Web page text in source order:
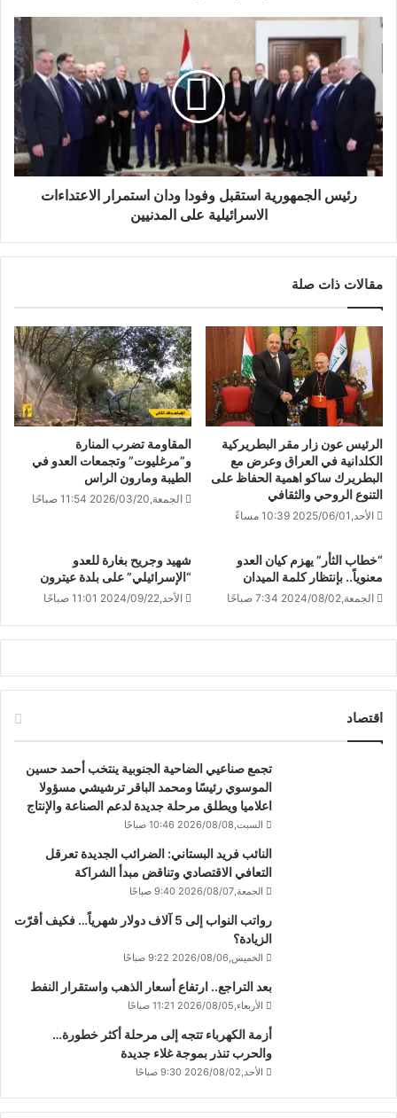
رئيس الجمهورية استقبل وفودا ودان استمرار الاعتداءات
الاسرائيلية على المدنيين
مقالات ذات صلة
الرئيس عون زار مقر البطريركية
الكلدانية في العراق وعرض مع
البطريرك ساكو اهمية الحفاظ على
التنوع الروحي والثقافي
الأحد,2025/06/01 10:39 مساءً
المقاومة تضرب المنارة
و”مرغليوت” وتجمعات العدو في
الطيبة ومارون الراس
الجمعة,2026/03/20 11:54 صباحًا
“خطاب الثأر” يهزم كيان العدو
معنوياً.. بإنتظار كلمة الميدان
الجمعة,2024/08/02 7:34 صباحًا
شهيد وجريح بغارة للعدو
“الإسرائيلي” على بلدة ​عيترون​
الأحد,2024/09/22 11:01 صباحًا
اقتصاد
تجمع صناعيي الضاحية الجنوبية ينتخب أحمد حسين
الموسوي رئيسًا ومحمد الباقر ترشيشي مسؤولا
اعلاميا ويطلق مرحلة جديدة لدعم الصناعة والإنتاج
السبت,2026/08/08 10:46 صباحًا
النائب فريد البستاني: الضرائب الجديدة تعرقل
التعافي الاقتصادي وتناقض مبدأ الشراكة
الجمعة,2026/08/07 9:40 صباحًا
رواتب النواب إلى 5 آلاف دولار شهرياً… فكيف أقرّت
الزيادة؟
الخميس,2026/08/06 9:22 صباحًا
بعد التراجع.. ارتفاع أسعار الذهب واستقرار النفط
الأربعاء,2026/08/05 11:21 صباحًا
أزمة الكهرباء تتجه إلى مرحلة أكثر خطورة…
والحرب تنذر بموجة غلاء جديدة
الأحد,2026/08/02 9:30 صباحًا